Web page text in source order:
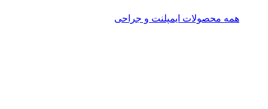
همه محصولات ایمپلنت و جراحی